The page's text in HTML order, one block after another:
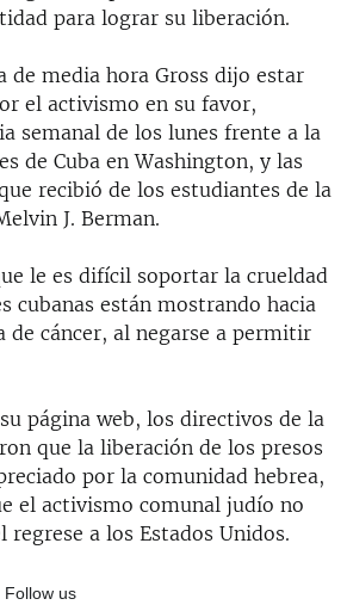
para lograr su liberación.
de media hora Gross dijo estar
el activismo en su favor,
semanal de los lunes frente a la
de Cuba en Washington, y las
recibió de los estudiantes de la
J. Berman.
le es difícil soportar la crueldad
cubanas están mostrando hacia
de cáncer, al negarse a permitir
página web, los directivos de la
que la liberación de los presos
por la comunidad hebrea,
el activismo comunal judío no
regrese a los Estados Unidos.
Follow us